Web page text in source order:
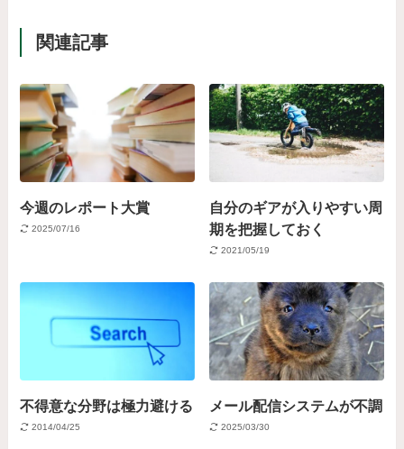
関連記事
今週のレポート大賞
2025/07/16
自分のギアが入りやすい周
期を把握しておく
2021/05/19
不得意な分野は極力避ける
2014/04/25
メール配信システムが不調
2025/03/30